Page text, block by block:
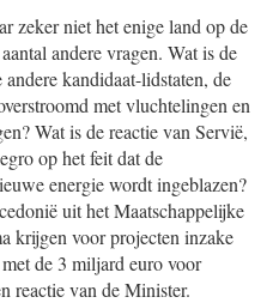
zeker niet het enige land op de
andere vragen. Wat is de
kandidaat-lidstaten, de
met vluchtelingen en
Wat is de reactie van Servië,
op het feit dat de
energie wordt ingeblazen?
uit het Maatschappelijke
krijgen voor projecten inzake
de 3 miljard euro voor
reactie van de Minister.